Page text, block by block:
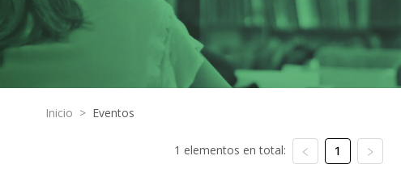
Inicio > Eventos
1 elementos en total: 1